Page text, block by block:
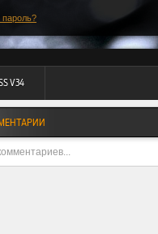
V34